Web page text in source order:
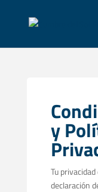
y
Tu
declaración